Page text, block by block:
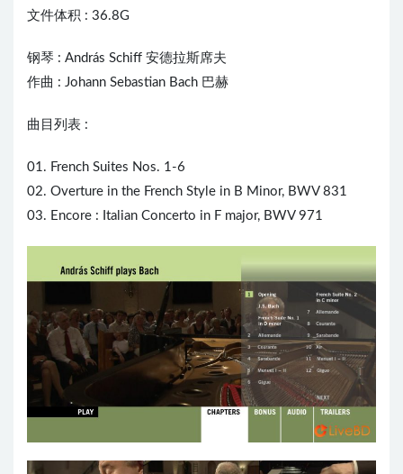
文件体积 : 36.8G
钢琴 : András Schiff 安德拉斯席夫
作曲 : Johann Sebastian Bach 巴赫
曲目列表 :
01. French Suites Nos. 1-6
02. Overture in the French Style in B Minor, BWV 831
03. Encore : Italian Concerto in F major, BWV 971